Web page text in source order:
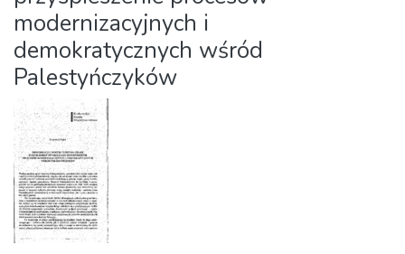
modernizacyjnych i
demokratycznych wśród
Palestyńczyków